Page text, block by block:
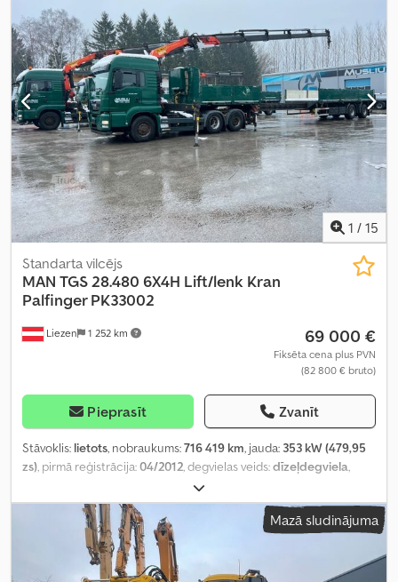
1 / 15
Liezen 1 252 km
Standarta vilcējs
MAN TGS 28.480 6X4H Lift/lenk Kran
Palfinger PK33002
69 000 €
Fiksēta cena plus PVN
(82 800 € bruto)
Pieprasīt Zvanīt
Stāvoklis: lietots, nobraukums:716 419 km, jauda: 353 kW (479,95
zs), pirmā reģistrācija:04/2012, degvielas veids:dīzeļdegviela,
, asu konfigurācija:
retardētājs, krāsa:zaļš, pārnesuma veids:mehānisks, emisijas
Euro 5, Ražošanas gads: , Aprīkojums:ABS, elektroniskā
stabilitātes programma (ESP), gaisa kondicionēšana, stāvvietas
Mazā sludinājuma